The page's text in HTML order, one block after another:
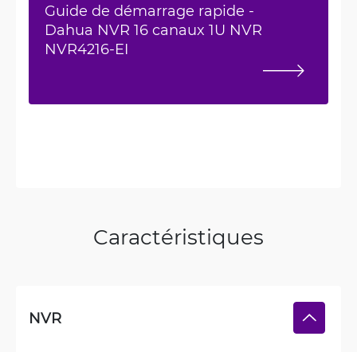
Guide de démarrage rapide -
Dahua NVR 16 canaux 1U NVR
NVR4216-EI
Caractéristiques
NVR